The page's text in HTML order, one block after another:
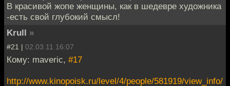
В красивой жопе женщины, как в шедевре художника
-есть свой глубокий смысл!
Krull »
#21 | 02.03.11 16:07
Кому: maveric, #17
http://www.kinopoisk.ru/level/4/people/581919/view_info/